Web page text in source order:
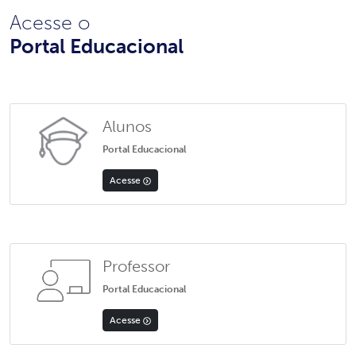
Acesse o
Portal Educacional
Alunos
Portal Educacional
Acesse
Professor
Portal Educacional
Acesse